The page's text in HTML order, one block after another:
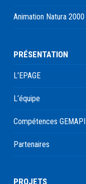
Animation Natura 2000
PRÉSENTATION
L’EPAGE
L’équipe
Compétences GEMAPI
Partenaires
PROJETS